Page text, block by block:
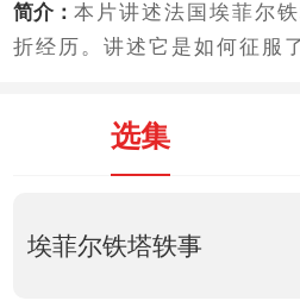
简介：本片讲述法国埃菲尔
折经历。讲述它是如何征服
选集
埃菲尔铁塔轶事